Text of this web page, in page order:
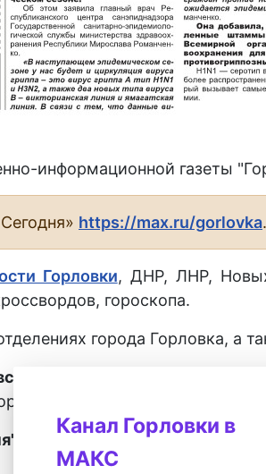
информационной газеты
https://max.ru/gorlovka.
Горловки, ДНР, ЛНР,
гороскопа.
города Горловка, а
городах ДНР
во всех
ДНР.
– 28027.
Канал Горловки в
МАКС